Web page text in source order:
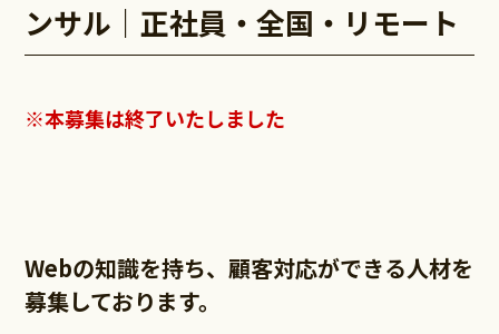
ンサル｜正社員・全国・リモート
※本募集は終了いたしました
Webの知識を持ち、顧客対応ができる人材を
募集しております。